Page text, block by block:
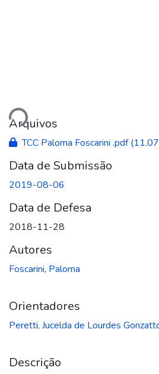
Arquivos
TCC Paloma Foscarini .pdf
Data de Submissão
2019-08-06
Data de Defesa
2018-11-28
Autores
Foscarini, Paloma
Orientadores
Peretti, Jucelda de Lourdes
Descrição